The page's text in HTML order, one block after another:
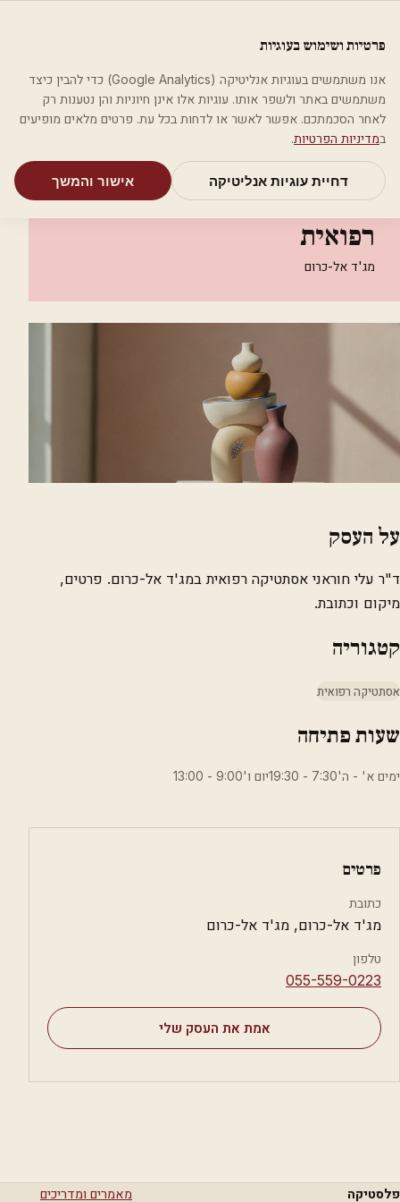
מאמריםקטגוריותחיפושאודות
בית קטגוריות
אסתטיקה רפואית
ד"ר עלי חוראני אסתטיקה רפואית
ד"ר עלי חוראני אסתטיקה
רפואית
מג'ד אל-כרום
על העסק
ד"ר עלי חוראני אסתטיקה רפואית במג'ד אל-כרום. פרטים,
מיקום וכתובת.
קטגוריה
אסתטיקה רפואית
שעות פתיחה
ימים א' - ה'7:30 - 19:30יום ו'9:00 - 13:00
פרטים
כתובת
מג'ד אל-כרום, מג'ד אל-כרום
טלפון
⁦055-559-0223⁩
אמת את העסק שלי
פלסטיקה מאמרים ומדריכים
פרטיות ושימוש בעוגיות
אנו משתמשים בעוגיות אנליטיקה (Google Analytics) כדי להבין כיצד
משתמשים באתר ולשפר אותו. עוגיות אלו אינן חיוניות והן נטענות רק
לאחר הסכמתכם. אפשר לאשר או לדחות בכל עת. פרטים מלאים מופיעים
במדיניות הפרטיות.
דחיית עוגיות אנליטיקה אישור והמשך